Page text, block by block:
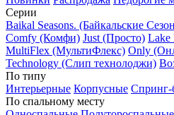
Серии
Baikal Seasons. (Байкальские
Comfy (Комфи) Just (Просто) Lake
MultiFlex (МультиФлекс) Only
Technology (Слип технолоджи)
По типу
Интерьерные Корпусные Спринг-
По спальному месту